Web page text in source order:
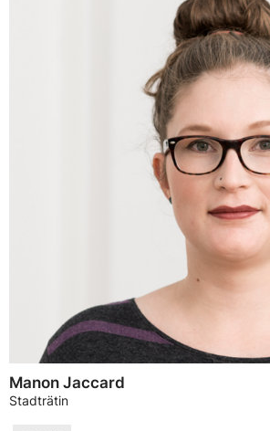
Manon Jaccard
Stadträtin